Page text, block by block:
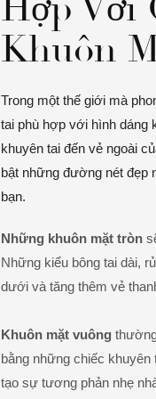
Khuôn
Trong một thế giới mà
tai phù hợp với hình dáng
khuyên tai đến vẻ ngoài
bật những đường nét đẹp
bạn.
Những khuôn mặt tròn
Những kiểu bông tai dài,
dưới và tăng thêm vẻ
Khuôn mặt vuông
bằng những chiếc
tạo sự tương phản nhẹ